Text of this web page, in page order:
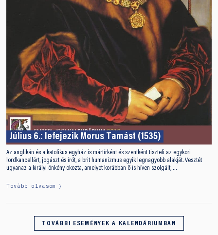
Július 6.: lefejezik Morus Tamást (1535)
Az anglikán és a katolikus egyház is mártírként és szentként tiszteli az egykori
lordkancellárt, jogászt és írót, a brit humanizmus egyik legnagyobb alakját. Vesztét
ugyanaz a királyi önkény okozta, amelyet korábban ő is híven szolgált, …
Tovább olvasom
TOVÁBBI ESEMÉNYEK A KALENDÁRIUMBAN